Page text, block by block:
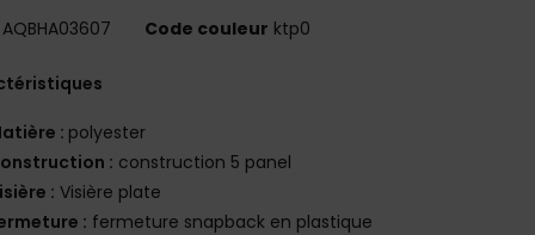
AQBHA03607 Code couleur ktp0
: polyester
: construction 5 panel
: Visière plate
: fermeture snapback en plastique